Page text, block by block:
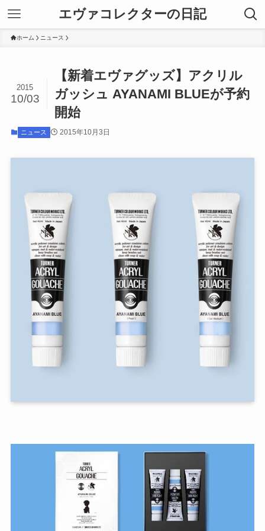
エヴァコレクターの日記
ホーム ニュース
【新着エヴァグッズ】アクリル
ガッシュ AYANAMI BLUEが予約
開始
2015
10/03
ニュース 2015年10月3日